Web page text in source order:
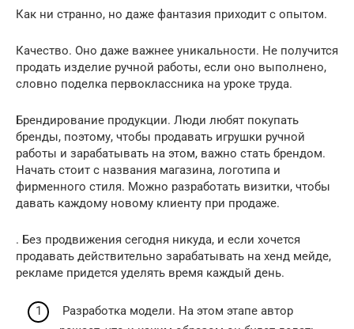
Как ни странно, но даже фантазия приходит с опытом.
Качество. Оно даже важнее уникальности. Не получится
продать изделие ручной работы, если оно выполнено,
словно поделка первоклассника на уроке труда.
Брендирование продукции. Люди любят покупать
бренды, поэтому, чтобы продавать игрушки ручной
работы и зарабатывать на этом, важно стать брендом.
Начать стоит с названия магазина, логотипа и
фирменного стиля. Можно разработать визитки, чтобы
давать каждому новому клиенту при продаже.
. Без продвижения сегодня никуда, и если хочется
продавать действительно зарабатывать на хенд мейде,
рекламе придется уделять время каждый день.
Разработка модели. На этом этапе автор